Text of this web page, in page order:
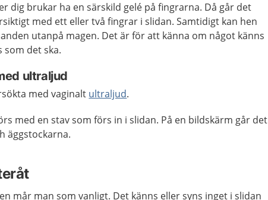
dig brukar ha en särskild gelé på fingrarna. Då går det
med ett eller två fingrar i slidan. Samtidigt kan hen
utanpå magen. Det är för att känna om något känns
som det ska.
ultraljud
med vaginalt ultraljud.
med en stav som förs in i slidan. På en bildskärm går det
äggstockarna.
mår man som vanligt. Det känns eller syns inget i slidan